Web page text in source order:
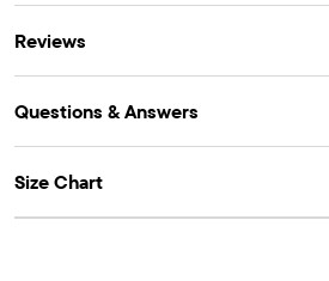
Reviews
Questions & Answers
Size Chart